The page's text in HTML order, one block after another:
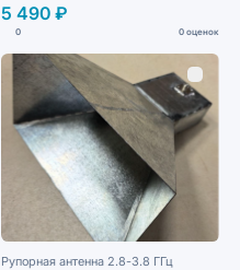
5 490 ₽
0 0 оценок
Рупорная антенна 2.8-3.8 ГГц